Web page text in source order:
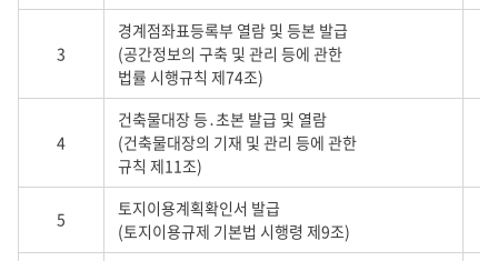
3
경계점좌표등록부 열람 및 등본 발급
(공간정보의 구축 및 관리 등에 관한
법률 시행규칙 제74조)
4
건축물대장 등․초본 발급 및 열람
(건축물대장의 기재 및 관리 등에 관한
규칙 제11조)
5
토지이용계획확인서 발급
(토지이용규제 기본법 시행령 제9조)